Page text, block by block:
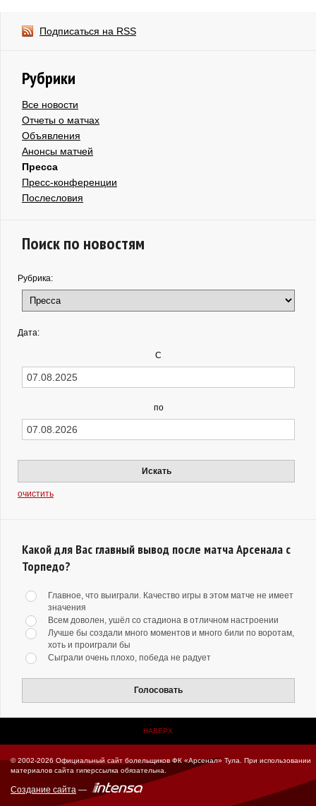
Подписаться на RSS
Рубрики
Все новости
Отчеты о матчах
Объявления
Анонсы матчей
Пресса
Пресс-конференции
Послесловия
Поиск по новостям
Рубрика:
Дата:
С
по
Искать
очистить
Какой для Вас главный вывод после матча Арсенала с
Торпедо?
Главное, что выиграли. Качество игры в этом матче не имеет
значения
Всем доволен, ушёл со стадиона в отличном настроении
Лучше бы создали много моментов и много били по воротам,
хоть и проиграли бы
Сыграли очень плохо, победа не радует
Голосовать
НАВЕРХ
© 2002-2026 Официальный сайт болельщиков ФК «Арсенал» Тула.
При использовании
материалов сайта гиперссылка обязательна.
Создание сайта —